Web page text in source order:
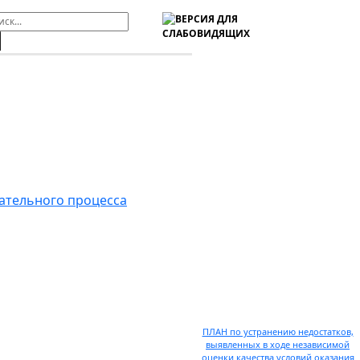
процесса
ПЛАН по устранению недостатков,
выявленных в ходе независимой
оценки качества условий оказания